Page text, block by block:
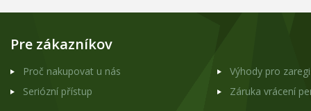
Pre zákazníkov
Proč nakupovat u nás
Výhody pro
Seriózní přístup
Záruka vrácení